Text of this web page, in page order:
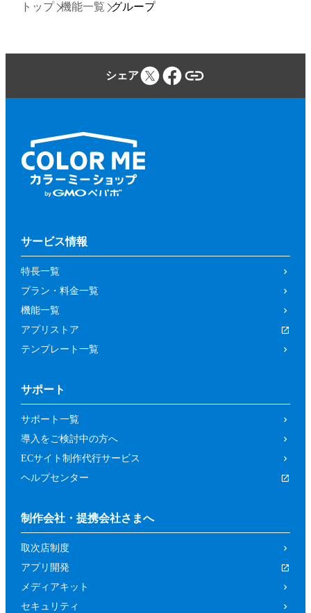
トップ 機能一覧 グループ
シェア
サービス情報
特長一覧
プラン・料金一覧
機能一覧
アプリストア
テンプレート一覧
サポート
サポート一覧
導入をご検討中の方へ
ECサイト制作代行サービス
ヘルプセンター
制作会社・提携会社さまへ
取次店制度
アプリ開発
メディアキット
セキュリティ